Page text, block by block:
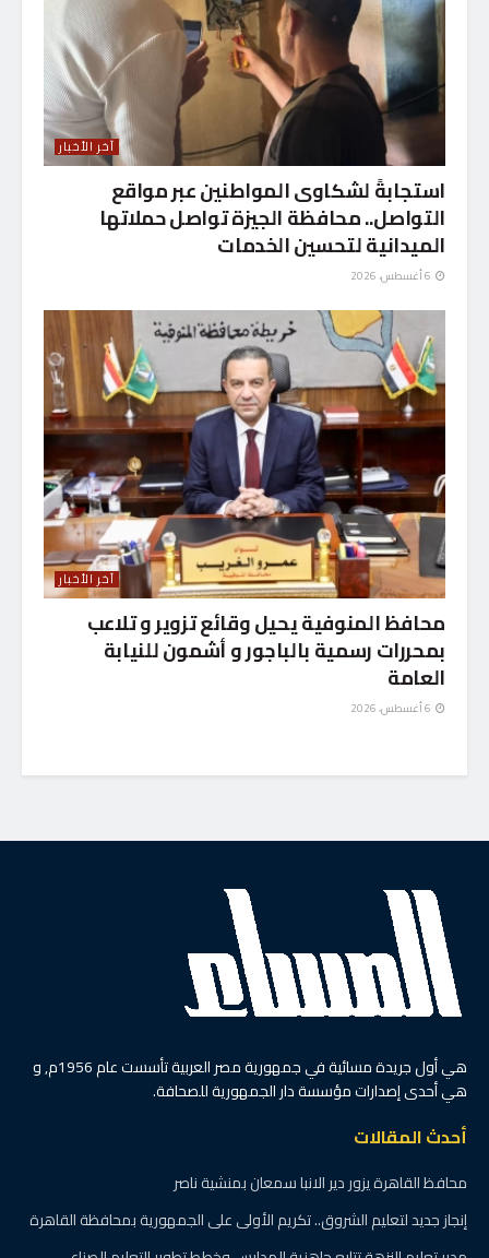
آخر الأخبار
استجابةً لشكاوى المواطنين عبر مواقع
التواصل.. محافظة الجيزة تواصل حملاتها
الميدانية لتحسين الخدمات
آخر الأخبار
محافظ المنوفية يحيل وقائع تزوير و تلاعب
بمحررات رسمية بالباجور و أشمون للنيابة
العامة
هي أول جريدة مسائية في جمهورية مصر العربية تأسست عام 1956م, و
هي أحدى إصدارات مؤسسة دار الجمهورية للصحافة.
أحدث المقالات
محافظ القاهرة يزور دير الانبا سمعان بمنشية ناصر
إنجاز جديد لتعليم الشروق.. تكريم الأولى على الجمهورية بمحافظة القاهرة